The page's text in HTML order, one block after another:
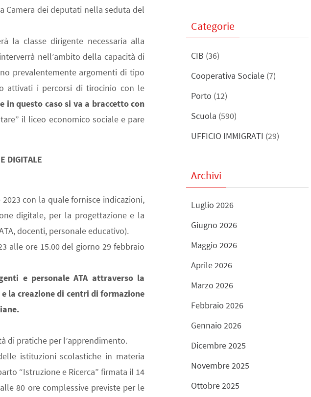
dei deputati nella seduta del
la classe dirigente necessaria alla
nell’ambito della capacità di
prevalentemente argomenti di tipo
attivati i percorsi di tirocinio con le
in questo caso si va a braccetto con
il liceo economico sociale e pare
DIGITALE
con la quale fornisce indicazioni,
digitale, per la progettazione e la
docenti, personale educativo).
alle ore 15.00 del giorno 29 febbraio
e personale ATA attraverso la
la creazione di centri di formazione
di pratiche per l’apprendimento.
istituzioni scolastiche in materia
“Istruzione e Ricerca” firmata il 14
80 ore complessive previste per le
Categorie
CIB (36)
Cooperativa Sociale (7)
Porto (12)
Scuola (590)
UFFICIO IMMIGRATI (29)
Archivi
Luglio 2026
Giugno 2026
Maggio 2026
Aprile 2026
Marzo 2026
Febbraio 2026
Gennaio 2026
Dicembre 2025
Novembre 2025
Ottobre 2025